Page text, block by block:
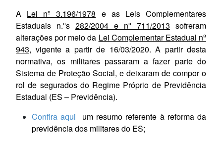
A Lei nº 3.196/1978 e as Leis Complementares
Estaduais n.ºs 282/2004 e nº 711/2013 sofreram
alterações por meio da Lei Complementar Estadual nº
943, vigente a partir de 16/03/2020. A partir desta
normativa, os militares passaram a fazer parte do
Sistema de Proteção Social, e deixaram de compor o
rol de segurados do Regime Próprio de Previdência
Estadual (ES – Previdência).
Confira aqui
um resumo referente à reforma da
previdência dos militares do ES;